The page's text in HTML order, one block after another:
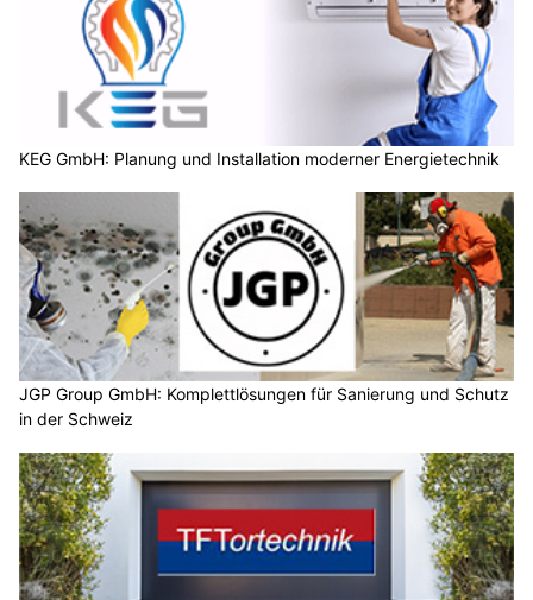
KEG GmbH: Planung und Installation moderner Energietechnik
JGP Group GmbH: Komplettlösungen für Sanierung und Schutz
in der Schweiz